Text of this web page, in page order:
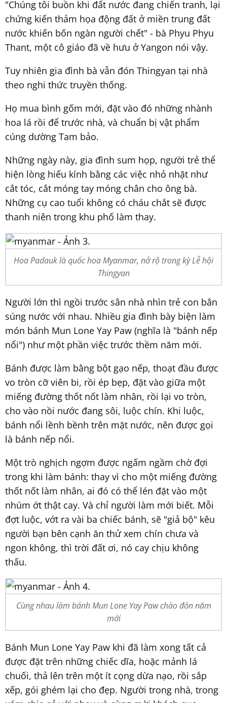
"Chúng tôi buồn khi đất nước đang chiến tranh, lại
chứng kiến thảm họa động đất ở miền trung đất
nước khiến bốn ngàn người chết" - bà Phyu Phyu
Thant, một cô giáo đã về hưu ở Yangon nói vậy.
Tuy nhiên gia đình bà vẫn đón Thingyan tại nhà
theo nghi thức truyền thống.
Họ mua bình gốm mới, đặt vào đó những nhành
hoa lá rồi để trước nhà, và chuẩn bị vật phẩm
cúng dường Tam bảo.
Những ngày này, gia đình sum họp, người trẻ thể
hiện lòng hiếu kính bằng các việc nhỏ nhặt như
cắt tóc, cắt móng tay móng chân cho ông bà.
Những cụ cao tuổi không có cháu chắt sẽ được
thanh niên trong khu phố làm thay.
Hoa Padauk là quốc hoa Myanmar, nở rộ trong kỳ Lễ hội
Thingyan
Người lớn thì ngồi trước sân nhà nhìn trẻ con bắn
súng nước với nhau. Nhiều gia đình bày biện làm
món bánh Mun Lone Yay Paw (nghĩa là "bánh nếp
nổi") như một phần việc trước thềm năm mới.
Bánh được làm bằng bột gạo nếp, thoạt đầu được
vo tròn cỡ viên bi, rồi ép bẹp, đặt vào giữa một
miếng đường thốt nốt làm nhân, rồi lại vo tròn,
cho vào nồi nước đang sôi, luộc chín. Khi luộc,
bánh nổi lềnh bềnh trên mặt nước, nên được gọi
là bánh nếp nổi.
Một trò nghịch ngợm được ngấm ngầm chờ đợi
trong khi làm bánh: thay vì cho một miếng đường
thốt nốt làm nhân, ai đó có thể lén đặt vào một
nhúm ớt thật cay. Và chỉ người làm mới biết. Mỗi
đợt luộc, vớt ra vài ba chiếc bánh, sẽ "giả bộ" kêu
người bạn bên cạnh ăn thử xem chín chưa và
ngon không, thì trời đất ơi, nó cay chịu không
thấu.
Cùng nhau làm bánh Mun Lone Yay Paw chào đón năm
mới
Bánh Mun Lone Yay Paw khi đã làm xong tất cả
được đặt trên những chiếc dĩa, hoặc mảnh lá
chuối, thả lên trên một ít cọng dừa nạo, rồi sắp
xếp, gói ghém lại cho đẹp. Người trong nhà, trong